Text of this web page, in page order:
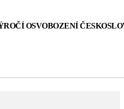
OSVOBOZENÍ